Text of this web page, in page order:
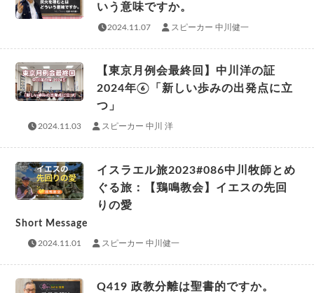
いう意味ですか。
2024.11.07 スピーカー 中川健一
【東京月例会最終回】中川洋の証
2024年⑥「新しい歩みの出発点に立
つ」
2024.11.03 スピーカー 中川 洋
イスラエル旅2023#086中川牧師とめ
ぐる旅：【鶏鳴教会】イエスの先回
りの愛
Short Message
2024.11.01 スピーカー 中川健一
Q419 政教分離は聖書的ですか。